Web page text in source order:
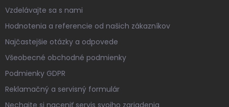
Vzdelávajte sa s nami
Hodnotenia a referencie od našich zákazníkov
Najčastejšie otázky a odpovede
Všeobecné obchodné podmienky
Podmienky GDPR
Reklamačný a servisný formulár